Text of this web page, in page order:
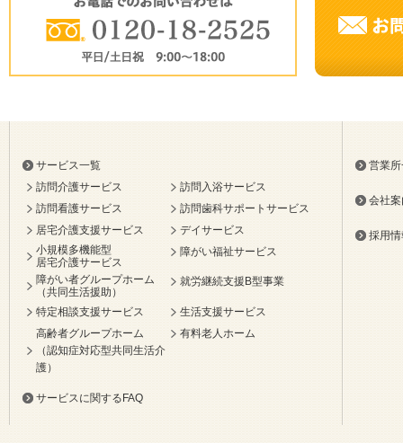
サービス一覧
訪問介護サービス
訪問入浴サービス
訪問看護サービス
訪問歯科サポートサービス
居宅介護支援サービス
デイサービス
小規模多機能型
居宅介護サービス
障がい福祉サービス
障がい者グループホーム
（共同生活援助）
就労継続支援B型事業
特定相談支援サービス
生活支援サービス
高齢者グループホーム
（認知症対応型共同生活介
護）
有料老人ホーム
サービスに関するFAQ
営業
会社
採用